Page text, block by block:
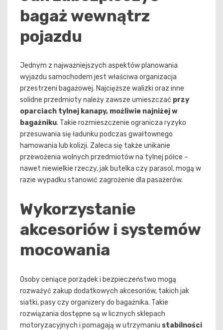
bagaż wewnątrz
pojazdu
Jednym z najważniejszych aspektów planowania
wyjazdu samochodem jest właściwa organizacja
przestrzeni bagażowej. Najcięższe walizki oraz inne
solidne przedmioty należy zawsze umieszczać przy
oparciach tylnej kanapy, możliwie najniżej w
bagażniku. Takie rozmieszczenie ogranicza ryzyko
przesuwania się ładunku podczas gwałtownego
hamowania lub kolizji. Zaleca się także unikanie
przewożenia wolnych przedmiotów na tylnej półce –
nawet niewielkie rzeczy, jak butelka czy parasol, mogą w
razie wypadku stanowić zagrożenie dla pasażerów.
Wykorzystanie
akcesoriów i systemów
mocowania
Osoby ceniące porządek i bezpieczeństwo mogą
rozważyć zakup dodatkowych akcesoriów, takich jak
siatki, pasy czy organizery do bagażnika. Takie
rozwiązania dostępne są w licznych sklepach
motoryzacyjnych i pomagają w utrzymaniu stabilności